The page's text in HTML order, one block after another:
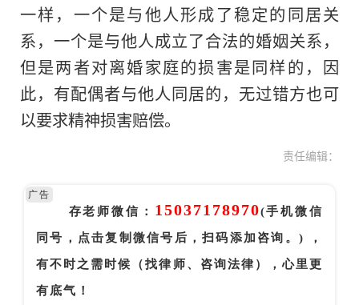
一样，一个是与他人形成了稳定的同居关
系，一个是与他人成立了合法的婚姻关系，
但是两者对离婚家庭的损害是同样的，因
此，有配偶者与他人同居的，无过错方也可
以要求精神损害赔偿。
责任编辑：
存老师微信： 15037178970(手机微信
同号，点击复制微信号后，扫码添加咨询。) ，
有不时之需时候（找律师、咨询法律），心里更
有底气！
广告